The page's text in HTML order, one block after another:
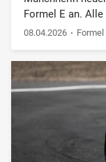
Formel E an.
08.04.2026 Formel